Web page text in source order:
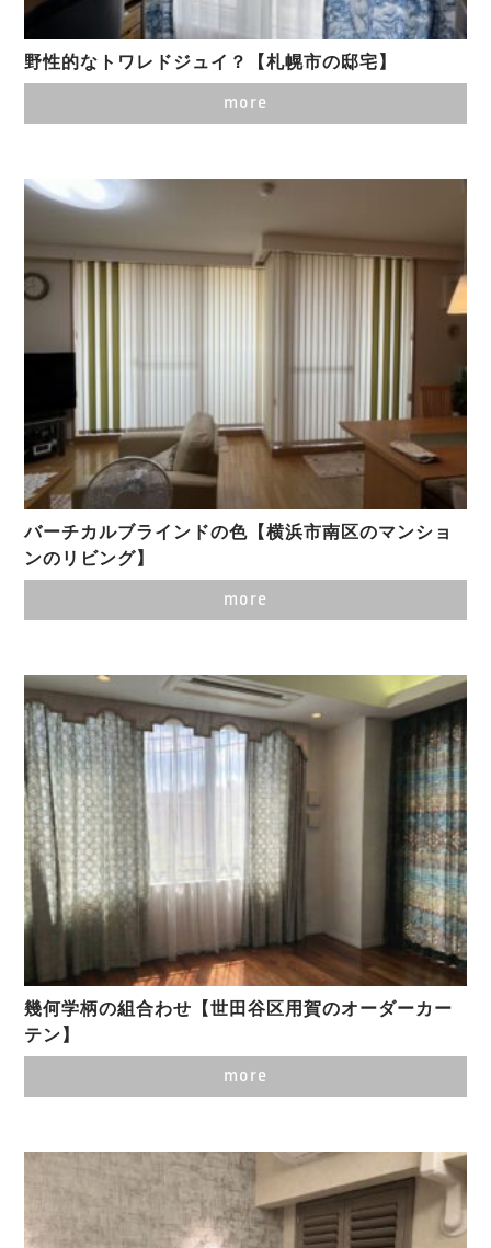
野性的なトワレドジュイ？【札幌市の邸宅】
more
バーチカルブラインドの色【横浜市南区のマンショ
ンのリビング】
more
幾何学柄の組合わせ【世田谷区用賀のオーダーカー
テン】
more